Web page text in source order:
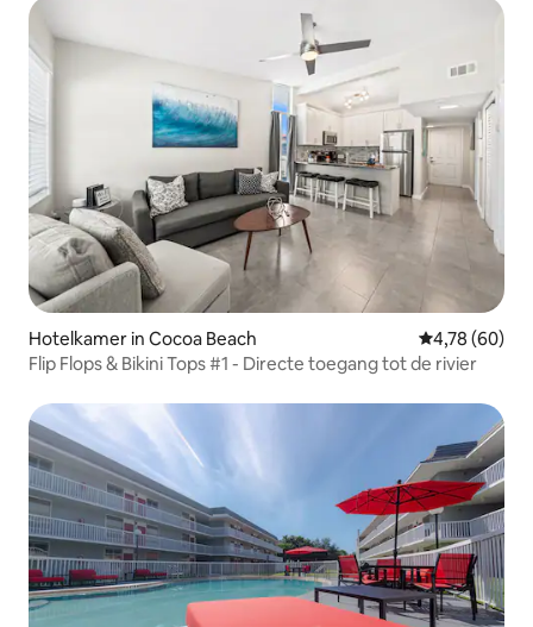
Hotelkamer in Cocoa Beach Gemiddelde
4,78 (60)
Flip Flops & Bikini Tops #1 - Directe toegang tot de rivier